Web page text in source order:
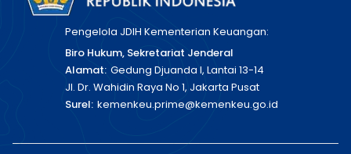
Pengelola JDIH Kementerian Keuangan:
Biro Hukum, Sekretariat Jenderal
Alamat: Gedung Djuanda I, Lantai 13-14
Jl. Dr. Wahidin Raya No 1, Jakarta Pusat
Surel: kemenkeu.prime@kemenkeu.go.id